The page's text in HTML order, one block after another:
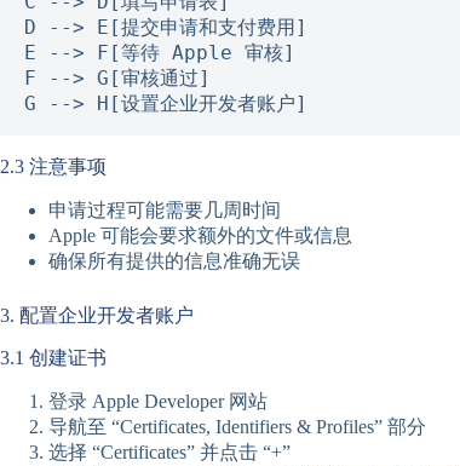
D --> E[提交申请和支付费用]
E --> F[等待 Apple 审核]
F --> G[审核通过]
G --> H[设置企业开发者账户]
2.3 注意事项
申请过程可能需要几周时间
Apple 可能会要求额外的文件或信息
确保所有提供的信息准确无误
3. 配置企业开发者账户
3.1 创建证书
登录 Apple Developer 网站
导航至 “Certificates, Identifiers & Profiles” 部分
选择 “Certificates” 并点击 “+”